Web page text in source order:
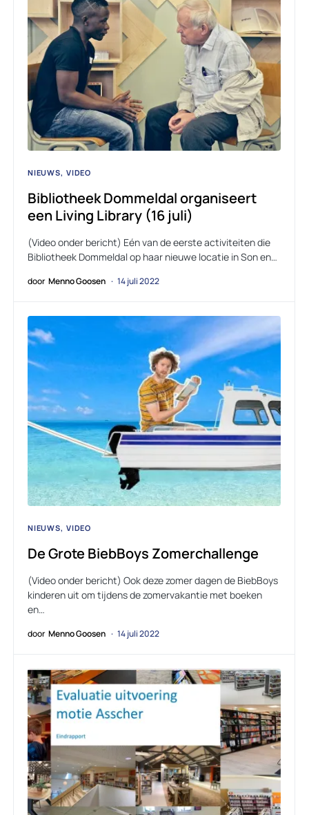
NIEUWS VIDEO
Bibliotheek Dommeldal organiseert
een Living Library (16 juli)
(Video onder bericht) Eén van de eerste activiteiten die
Bibliotheek Dommeldal op haar nieuwe locatie in Son en…
door Menno Goosen 14 juli 2022
NIEUWS VIDEO
De Grote BiebBoys Zomerchallenge
(Video onder bericht) Ook deze zomer dagen de BiebBoys
kinderen uit om tijdens de zomervakantie met boeken
en…
door Menno Goosen 14 juli 2022